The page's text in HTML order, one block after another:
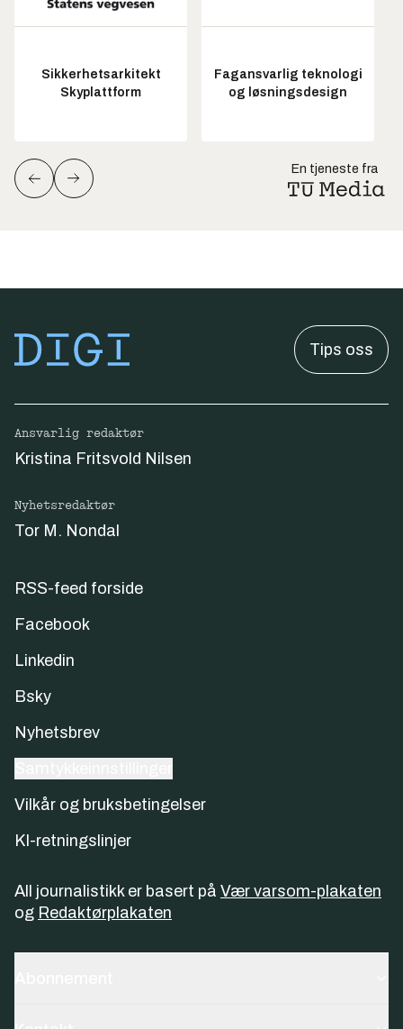
Sikkerhetsarkitekt
Skyplattform
Fagansvarlig teknologi
og løsningsdesign
En tjeneste fra
Tips oss
Ansvarlig redaktør
Kristina Fritsvold Nilsen
Nyhetsredaktør
Tor M. Nondal
RSS-feed forside
Facebook
Linkedin
Bsky
Nyhetsbrev
Vilkår og bruksbetingelser
KI-retningslinjer
All journalistikk er basert på Vær varsom-plakaten
og Redaktørplakaten